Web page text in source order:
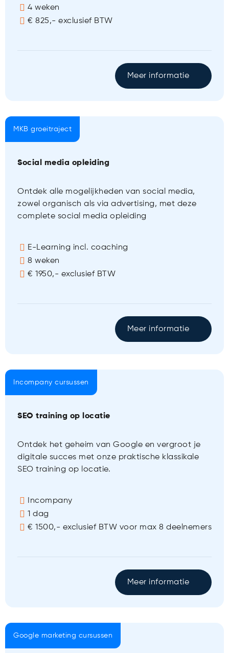
4 weken
€ 825,- exclusief BTW
Meer informatie
MKB groeitraject
Social media opleiding
Ontdek alle mogelijkheden van social media,
zowel organisch als via advertising, met deze
complete social media opleiding
E-Learning incl. coaching
8 weken
€ 1950,- exclusief BTW
Meer informatie
Incompany cursussen
SEO training op locatie
Ontdek het geheim van Google en vergroot je
digitale succes met onze praktische klassikale
SEO training op locatie.
Incompany
1 dag
€ 1500,- exclusief BTW voor max 8 deelnemers
Meer informatie
Google marketing cursussen